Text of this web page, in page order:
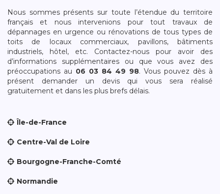
Nous sommes présents sur toute l’étendue du territoire
français et nous intervenions pour tout travaux de
dépannages en urgence ou rénovations de tous types de
toits de locaux commerciaux, pavillons, bâtiments
industriels, hôtel, etc. Contactez-nous pour avoir des
d’informations supplémentaires ou que vous avez des
préoccupations au 06 03 84 49 98. Vous pouvez dès à
présent demander un devis qui vous sera réalisé
gratuitement et dans les plus brefs délais.
Île-de-France
Centre-Val de Loire
Bourgogne-Franche-Comté
Normandie